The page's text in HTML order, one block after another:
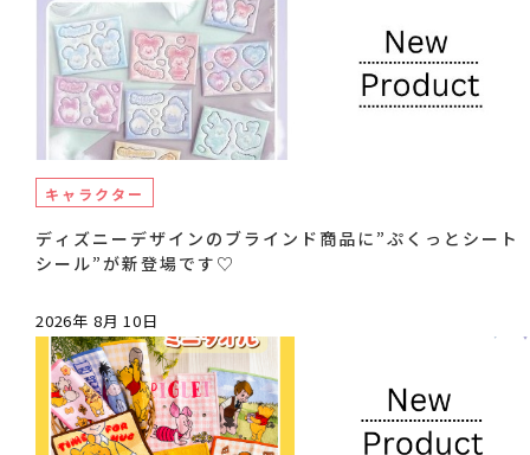
キャラクター
ディズニーデザインのブラインド商品に”ぷくっとシート
シール”が新登場です♡
2026年 8月 10日